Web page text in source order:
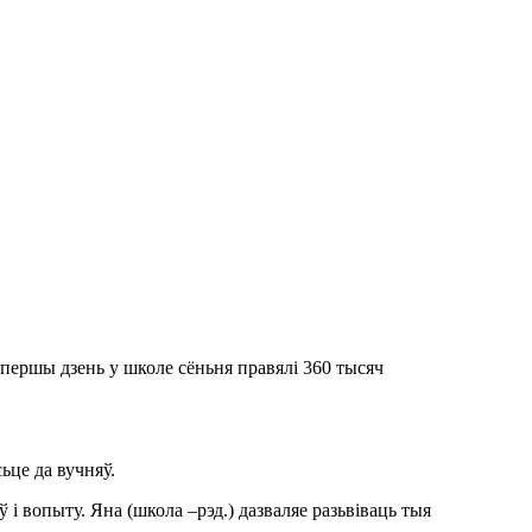
дзень у школе сёньня правялі 360 тысяч
да вучняў.
вопыту. Яна (школа –рэд.) дазваляе разьвіваць тыя